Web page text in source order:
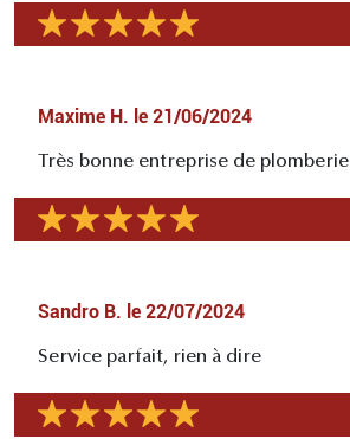
Maxime H. le 21/06/2024
Très bonne entreprise de plomberie
Sandro B. le 22/07/2024
Service parfait, rien à dire